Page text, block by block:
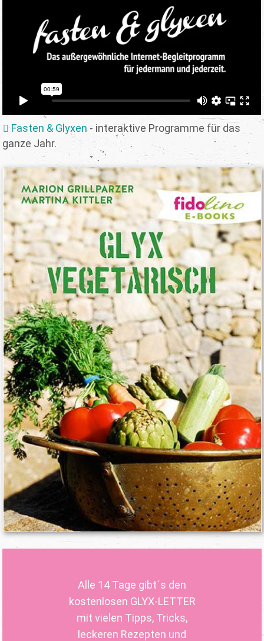
Fasten & Glyxen- interaktive Programme für das
ganze Jahr.
Alle 14 Tage gibt´s den
kostenlosen GLYX-LETTER
mit vielen Tipps, Tricks,
leckeren Rezepten und